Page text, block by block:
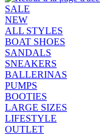
SALE
NEW
ALL STYLES
BOAT SHOES
SANDALS
SNEAKERS
BALLERINAS
PUMPS
BOOTIES
LARGE SIZES
LIFESTYLE
OUTLET